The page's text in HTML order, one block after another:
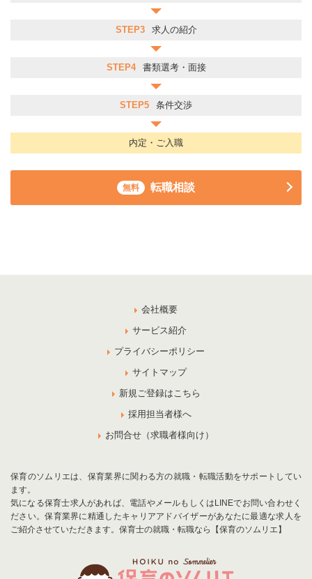
STEP3 求人の紹介
STEP4 書類選考・面接
STEP5 条件交渉
内定・ご入職
無料 転職相談
会社概要
サービス紹介
プライバシーポリシー
サイトマップ
新規ご登録はこちら
採用担当者様へ
お問合せ（求職者様向け）
保育のソムリエは、保育業界に関わる方の就職・転職活動をサポートしてい
ます。
気になる保育士求人があれば、電話やメールもしくはLINEでお問い合わせく
ださい。保育業界に精通したキャリアアドバイザーがあなたに最適な求人を
ご紹介させていただきます。保育士の就職・転職なら【保育のソムリエ】